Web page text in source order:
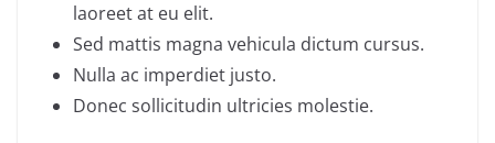
laoreet at eu elit.
Sed mattis magna vehicula dictum cursus.
Nulla ac imperdiet justo.
Donec sollicitudin ultricies molestie.